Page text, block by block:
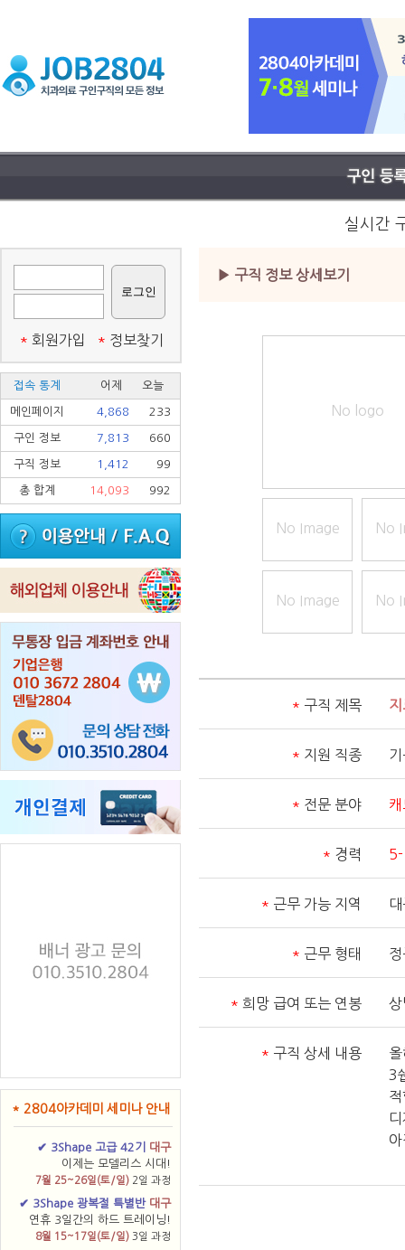
실시간
* 회원가입 * 정보찾기
접속 통계 어제 오늘
메인페이지 4,868 233
구인 정보 7,813 660
구직 정보 1,412 99
총 합계 14,093 992
* 2804아카데미 세미나 안내
✔ 3Shape 고급 42기 대구
이제는 모델리스 시대!
7월 25~26일(토/일) 2일 과정
✔ 3Shape 광복절 특별반 대구
연휴 3일간의 하드 트레이닝!
8월 15~17일(토/일) 3일 과정
▶ 구직 정보 상세보기
No logo
No Image No
No Image No
* 구직 제목
* 지원 직종
* 전문 분야
* 경력
* 근무 가능 지역
* 근무 형태
* 희망 급여 또는 연봉 상
* 구직 상세 내용
3